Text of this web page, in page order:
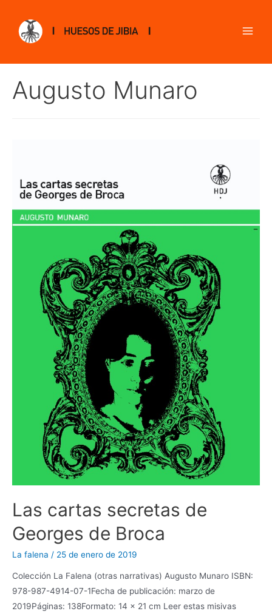
Augusto Munaro
Las cartas secretas de
Georges de Broca
La falena / 25 de enero de 2019
Colección La Falena (otras narrativas) Augusto Munaro ISBN:
978-987-4914-07-1Fecha de publicación: marzo de
2019Páginas: 138Formato: 14 x 21 cm Leer estas misivas